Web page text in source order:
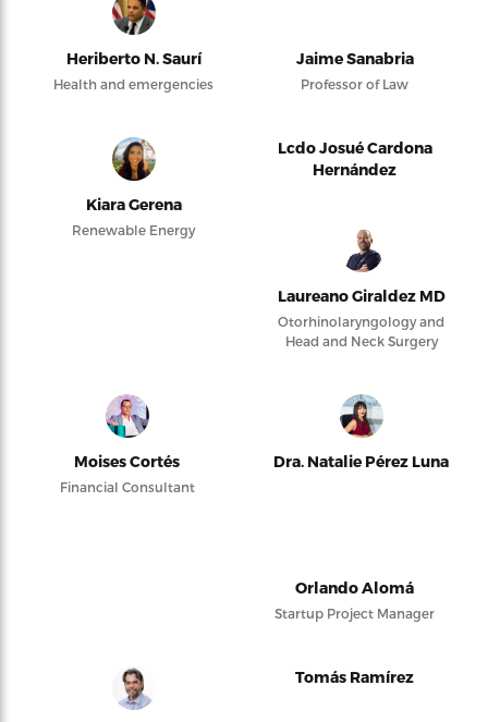
Heriberto N. Saurí
Health and emergencies
Jaime Sanabria
Professor of Law
Kiara Gerena
Renewable Energy
Lcdo Josué Cardona
Hernández
Laureano Giraldez MD
Otorhinolaryngology and
Head and Neck Surgery
Moises Cortés
Financial Consultant
Dra. Natalie Pérez Luna
Orlando Alomá
Startup Project Manager
Tomás Ramírez